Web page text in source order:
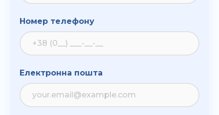
Номер телефону
Електронна пошта